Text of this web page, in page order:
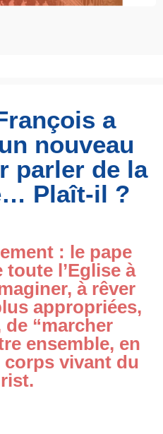
a
nouveau
parler de la
Plaît-il ?
: le pape
l’Eglise à
à rêver
appropriées,
de “marcher
ensemble, en
vivant du